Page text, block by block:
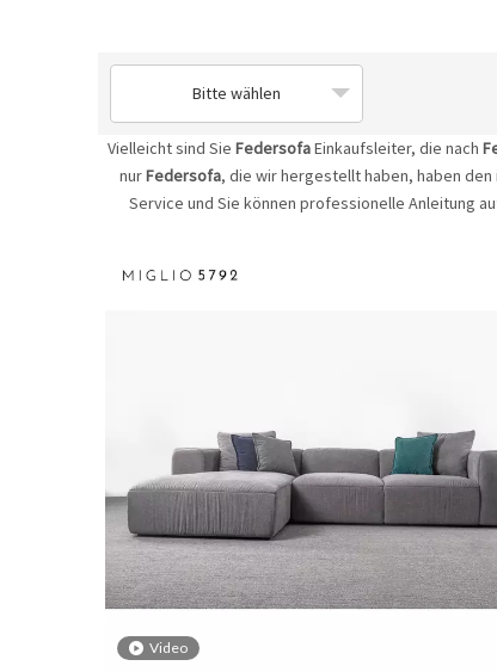
Bitte wählen
Vielleicht sind Sie FedersofaEinkaufsleiter, die nach
nurFedersofa, die wir hergestellt haben, haben
Service und Sie können professionelle Anleitung
Video